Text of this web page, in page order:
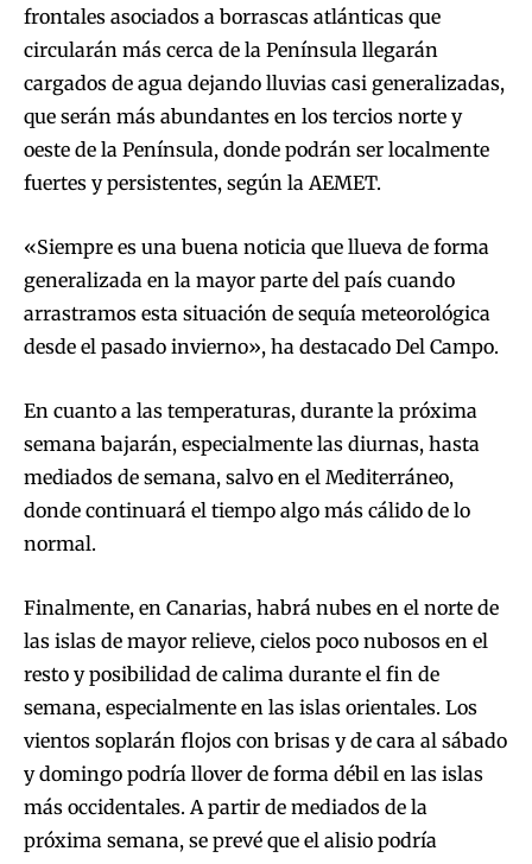
frontales asociados a borrascas atlánticas que
circularán más cerca de la Península llegarán
cargados de agua dejando lluvias casi generalizadas,
que serán más abundantes en los tercios norte y
oeste de la Península, donde podrán ser localmente
fuertes y persistentes, según la AEMET.
«Siempre es una buena noticia que llueva de forma
generalizada en la mayor parte del país cuando
arrastramos esta situación de sequía meteorológica
desde el pasado invierno», ha destacado Del Campo.
En cuanto a las temperaturas, durante la próxima
semana bajarán, especialmente las diurnas, hasta
mediados de semana, salvo en el Mediterráneo,
donde continuará el tiempo algo más cálido de lo
normal.
Finalmente, en Canarias, habrá nubes en el norte de
las islas de mayor relieve, cielos poco nubosos en el
resto y posibilidad de calima durante el fin de
semana, especialmente en las islas orientales. Los
vientos soplarán flojos con brisas y de cara al sábado
y domingo podría llover de forma débil en las islas
más occidentales. A partir de mediados de la
próxima semana, se prevé que el alisio podría